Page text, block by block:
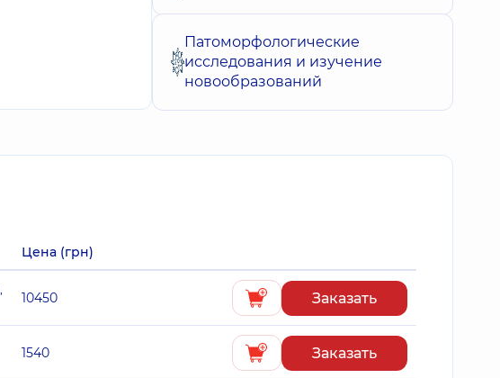
Патоморфологические
исследования и изучение
новообразований
Цена (грн)
10450 Заказать
1540 Заказать